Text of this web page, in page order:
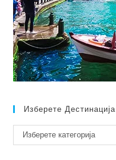
Изберете Дестинација
Изберете
дестинација
Изберете категорија